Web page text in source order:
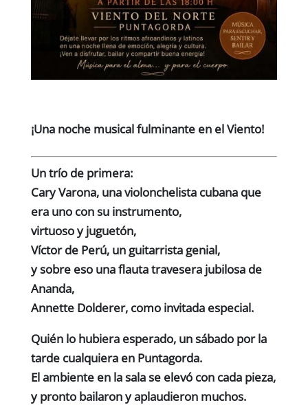
¡Una noche musical fulminante en el Viento!
Un trío de primera:
Cary Varona, una violonchelista cubana que
era uno con su instrumento,
virtuoso y juguetón,
Víctorde Perú, un guitarrista genial,
y sobre eso una flauta travesera jubilosa de
Ananda,
Annette Dolderer, como invitada especial.
Quién lo hubiera esperado, un sábado por la
tarde cualquiera en Puntagorda.
El ambiente en la sala se elevó con cada pieza,
y pronto bailaron y aplaudieron muchos.